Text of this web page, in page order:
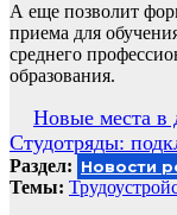
А еще позволит
приема для
среднего
образования.
Навигация
по
записям
Новые места в
Студотряды:
Раздел: Новости
Темы: